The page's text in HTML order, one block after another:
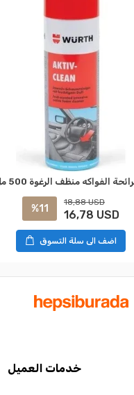
%11
18,88 USD
16,78 USD
اضف الى سلة التسوق
خدمات العميل